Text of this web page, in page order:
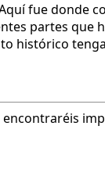
fue donde
partes que
histórico
encontraréis